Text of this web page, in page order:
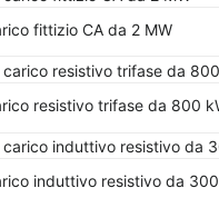
fittizio CA da 2 MW
resistivo trifase da 800
induttivo resistivo da